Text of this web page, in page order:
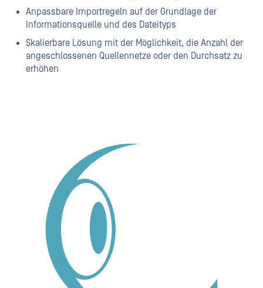
Anpassbare Importregeln auf der Grundlage der
Informationsquelle und des Dateityps
Skalierbare Lösung mit der Möglichkeit, die Anzahl der
angeschlossenen Quellennetze oder den Durchsatz zu
erhöhen